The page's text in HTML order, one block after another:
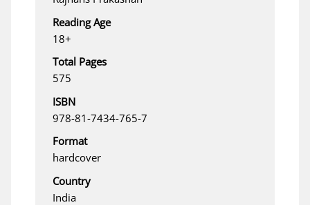
Reading Age
18+
Total Pages
575
ISBN
978-81-7434-765-7
Format
hardcover
Country
India